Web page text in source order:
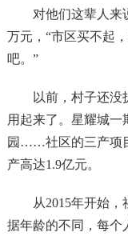
对他们这辈人来说
万元，“市区买不起
吧。”
以前，村子还没拆
用起来了。星耀城一
园……社区的三产项
产高达1.9亿元。
从2015年开始，社
据年龄的不同，每个